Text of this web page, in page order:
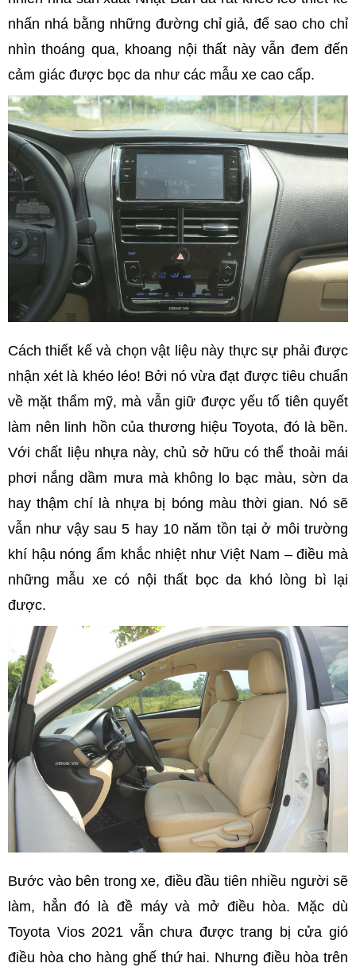
nhấn nhá bằng những đường chỉ giả, để sao cho chỉ
nhìn thoáng qua, khoang nội thất này vẫn đem đến
cảm giác được bọc da như các mẫu xe cao cấp.
Cách thiết kế và chọn vật liệu này thực sự phải được
nhận xét là khéo léo! Bởi nó vừa đạt được tiêu chuẩn
về mặt thẩm mỹ, mà vẫn giữ được yếu tố tiên quyết
làm nên linh hồn của thương hiệu Toyota, đó là bền.
Với chất liệu nhựa này, chủ sở hữu có thể thoải mái
phơi nắng dầm mưa mà không lo bạc màu, sờn da
hay thậm chí là nhựa bị bóng màu thời gian. Nó sẽ
vẫn như vậy sau 5 hay 10 năm tồn tại ở môi trường
khí hậu nóng ẩm khắc nhiệt như Việt Nam – điều mà
những mẫu xe có nội thất bọc da khó lòng bì lại
được.
Bước vào bên trong xe, điều đầu tiên nhiều người sẽ
làm, hẳn đó là đề máy và mở điều hòa. Mặc dù
Toyota Vios 2021 vẫn chưa được trang bị cửa gió
điều hòa cho hàng ghế thứ hai. Nhưng điều hòa trên